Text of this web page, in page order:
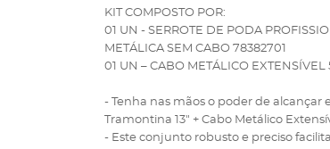
KIT COMPOSTO POR:
01 UN - SERROTE DE PODA
METÁLICA SEM CABO 78382701
01 UN – CABO METÁLICO
- Tenha nas mãos o poder de alcançar
Tramontina 13" + Cabo Metálico
- Este conjunto robusto e preciso